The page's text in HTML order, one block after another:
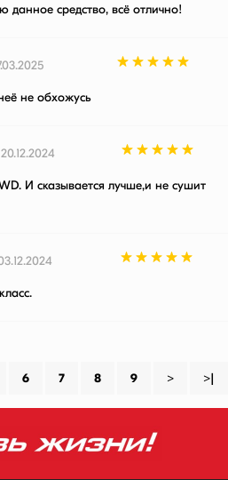
данное средство, всё отлично!
не обхожусь
20.12.2024
И сказывается лучше,и не сушит
6 7 8 9 > >|